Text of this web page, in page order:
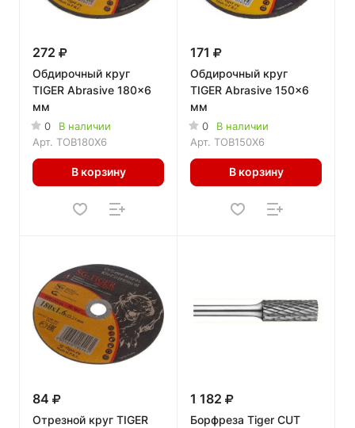
272
Обдирочный круг
TIGER Abrasive 180x6
мм
0
В наличии
Арт. TOB180X6
В корзину
171
Обдирочный круг
TIGER Abrasive 150x6
мм
0
В наличии
Арт. TOB150X6
В корзину
84
Отрезной круг TIGER
1 182
Борфреза Tiger CUT